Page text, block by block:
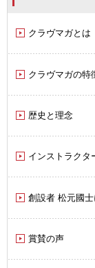
クラヴマガとは
クラヴマガの特
歴史と理念
インストラクタ
創設者 松元國
賞賛の声